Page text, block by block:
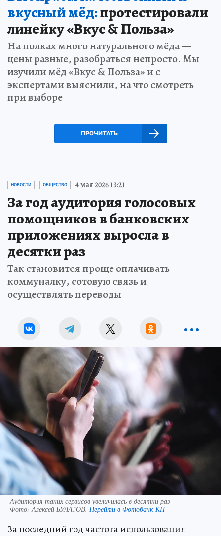
вкусный мёд:протестировали
линейку «Вкус & Польза»
На полках много натурального мёда —
цены разные, разобраться непросто. Мы
изучили мёд «Вкус & Польза» и с
экспертами выяснили, на что смотреть
при выборе
ПРОЧИТАТЬ
НОВОСТИ ОБЩЕСТВО 4 мая 2026 13:21
За год аудитория голосовых
помощников в банковских
приложениях выросла в
десятки раз
Так становится проще оплачивать
коммуналку, сотовую связь и
осуществлять переводы
Аудитория таких сервисов увеличилась в десятки раз
Фото:Алексей БУЛАТОВ. Перейти в Фотобанк КП
За последний год частота использования